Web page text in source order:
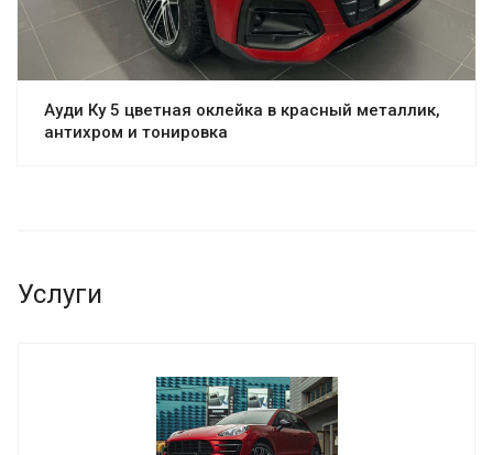
Ауди Ку 5 цветная оклейка в красный металлик,
антихром и тонировка
Услуги